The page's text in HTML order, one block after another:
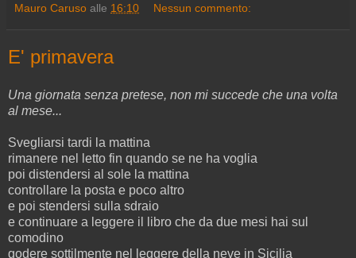
Mauro Caruso alle 16:10 Nessun commento:
E' primavera
Una giornata senza pretese, non mi succede che una volta
al mese...
Svegliarsi tardi la mattina
rimanere nel letto fin quando se ne ha voglia
poi distendersi al sole la mattina
controllare la posta e poco altro
e poi stendersi sulla sdraio
e continuare a leggere il libro che da due mesi hai sul
comodino
godere sottilmente nel leggere della neve in Sicilia